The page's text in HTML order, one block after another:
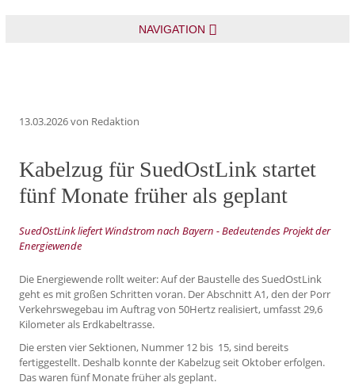
NAVIGATION
13.03.2026von Redaktion
Kabelzug für SuedOstLink startet
fünf Monate früher als geplant
SuedOstLink liefert Windstrom nach Bayern - Bedeutendes Projekt der
Energiewende
Die Energiewende rollt weiter: Auf der Baustelle des SuedOstLink
geht es mit großen Schritten voran. Der Abschnitt A1, den der Porr
Verkehrswegebau im Auftrag von 50Hertz realisiert, umfasst 29,6
Kilometer als Erdkabeltrasse.
Die ersten vier Sektionen, Nummer 12 bis 15, sind bereits
fertiggestellt. Deshalb konnte der Kabelzug seit Oktober erfolgen.
Das waren fünf Monate früher als geplant.